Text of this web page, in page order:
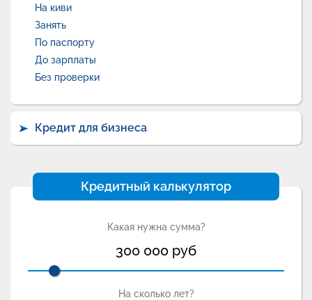
На киви
Занять
По паспорту
До зарплаты
Без проверки
Кредит для бизнеса
Кредитный калькулятор
Какая нужна сумма?
300 000 руб
На сколько лет?